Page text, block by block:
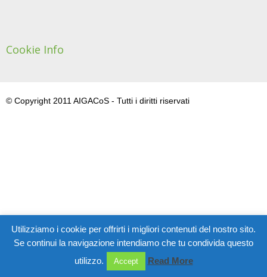
Cookie Info
Utilizziamo i cookie per offrirti i migliori contenuti del nostro sito.
Se continui la navigazione intendiamo che tu condivida questo
utilizzo.
Accept Read More
© Copyright 2011 AIGACoS - Tutti i diritti riservati